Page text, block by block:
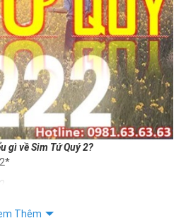
gì về Sim Tứ Quý 2?
Thêm